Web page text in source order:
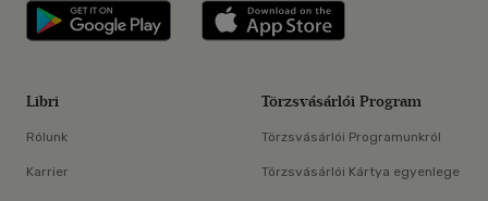
Libri applikáció Szerezd meg: Google
Libri
Rólunk
Karrier
Törzsvásárlói Program
Törzsvásárlói Programunkról
Törzsvásárlói Kártya egyenlege